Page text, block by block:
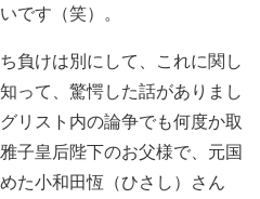
です（笑）。
負けは別にして、これに関し
って、驚愕した話がありまし
リスト内の論争でも何度か取
子皇后陛下のお父様で、元国
た小和田恆（ひさし）さん